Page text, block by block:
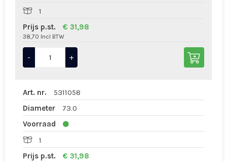
1
Prijs p.st.
€ 31,98
38,70 Incl BTW
- +
Art. nr.
5311058
Diameter
73.0
Voorraad
1
Prijs p.st.
€ 31,98